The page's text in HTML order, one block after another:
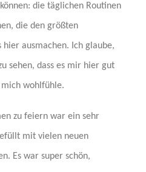
die täglichen Routinen
die den größten
hier ausmachen. Ich glaube,
sehen, dass es mir hier gut
wohlfühle.
zu feiern war ein sehr
mit vielen neuen
Es war super schön,